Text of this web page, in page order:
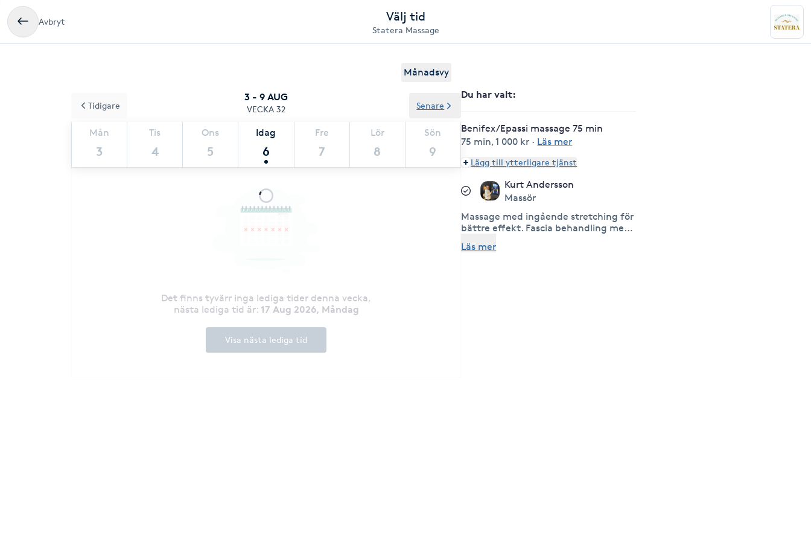
Avbryt Välj tid
Statera Massage
Månadsvy
3 - 9 AUG
VECKA 32
Mån
3
Tis
4
Ons
5
Idag
6
Fre
7
Lör
8
Sön
9
Tidigare Senare
Det finns tyvärr inga lediga tider denna vecka,
nästa lediga tid är: 17 Aug 2026, Måndag
Visa nästa lediga tid
Du har valt:
Benifex/Epassi massage 75 min
75 min,1 000 kr · Läs mer
Lägg till ytterligare tjänst
Kurt Andersson
Massör
Massage med ingående stretching för
bättre effekt. Fascia behandling med
genomströmning av alla kroppens
Läs mer